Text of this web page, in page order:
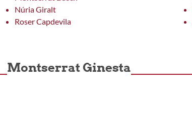
Núria Giralt
Roser Capdevila
Montserrat Ginesta